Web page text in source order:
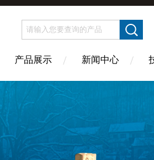
产品展示 新闻中心